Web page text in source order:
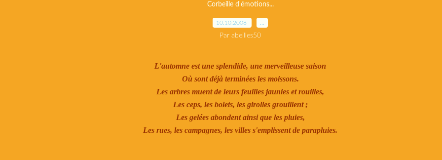
Corbeille d'émotions...
10.10.2008
Par abeilles50
L'automne est une splendide, une merveilleuse saison
Où sont déjà terminées les moissons.
Les arbres muent de leurs feuilles jaunies et rouilles,
Les ceps, les bolets, les girolles grouillent ;
Les gelées abondent ainsi que les pluies,
Les rues, les campagnes, les villes s'emplissent de parapluies.